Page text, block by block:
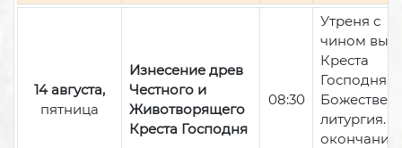
14 августа,
пятница
Изнесение древ
Честного и
Животворящего
Креста Господня
08:30
Утреня с
чином
Креста
Господня,
литургия.
окончании